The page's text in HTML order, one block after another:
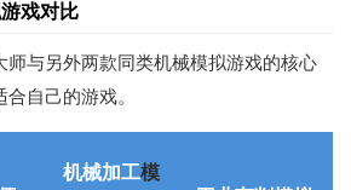
戏对比
师与另外两款同类机械模拟游戏的核心
自己的游戏。
机械加工模